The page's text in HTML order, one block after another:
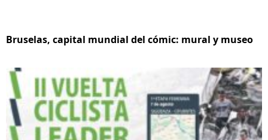
Bruselas, capital mundial del cómic: mural y museo